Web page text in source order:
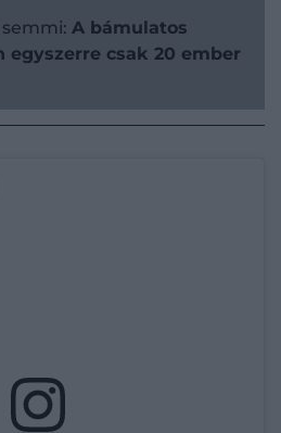
A bámulatos
csak 20 ember